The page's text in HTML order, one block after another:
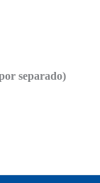
separado)